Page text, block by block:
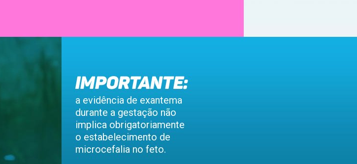
a evidência de exantema
durante a gestação não
implica obrigatoriamente
o estabelecimento de
microcefalia no feto.